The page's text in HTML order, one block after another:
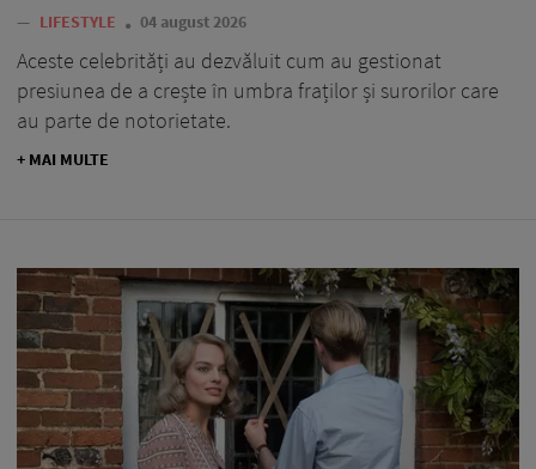
— LIFESTYLE 04 august 2026
Aceste celebrități au dezvăluit cum au gestionat
presiunea de a crește în umbra fraților și surorilor care
au parte de notorietate.
+ MAI MULTE